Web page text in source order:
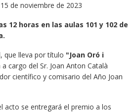
de noviembre de 2023
12 horas en las aulas 101 y 102 de
que lleva por título "Joan Oró i
a cargo del Sr. Joan Anton Català
científico y comisario del Año Joan
acto se entregará el premio a los